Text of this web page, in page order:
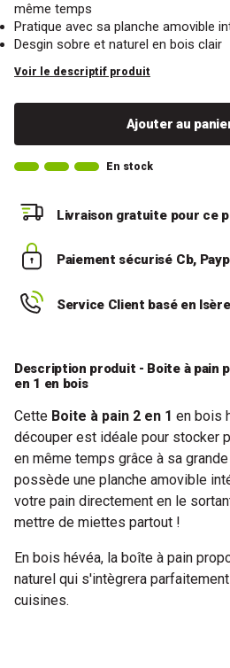
même temps
Pratique avec sa planche amovible
Desgin sobre et naturel en bois clair
Voir le descriptif produit
Ajouter au
En stock
Livraison gratuite pour ce
Paiement sécurisé Cb,
Service Client basé en Isère
Description produit - Boite à pain
en 1 en bois
Cette Boite à pain 2 en 1 en bois
découper est idéale pour stocker
en même temps grâce à sa
possède une planche amovible
votre pain directement en le
mettre de miettes partout !
En bois hévéa, la boîte à pain
naturel qui s'intègrera
cuisines.